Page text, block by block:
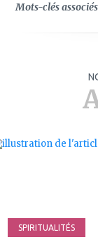
Mots-clés
SPIRITUALITÉS